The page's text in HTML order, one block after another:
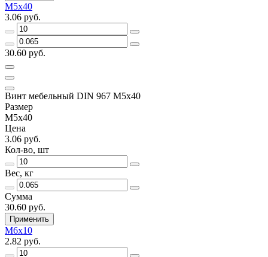
М5х40
3.06 руб.
30.60 руб.
Винт мебельный DIN 967 М5х40
Размер
М5х40
Цена
3.06 руб.
Кол-во, шт
Вес, кг
Сумма
30.60 руб.
Применить
М6х10
2.82 руб.